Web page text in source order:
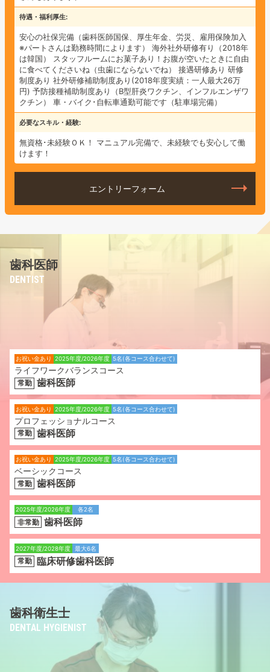
待遇・福利厚生
安心の社保完備（歯科医師国保、厚生年金、労災、雇用保険加入
※パートさんは勤務時間によります）
海外社外研修有り（2018年
は韓国）
スタッフルームにお菓子あり！お腹が空いたときに自由
に食べてくださいね（虫歯にならないでね）
接遇研修あり 研修
制度あり 社外研修補助制度あり(2018年度実績：一人最大26万
円) 予防接種補助制度あり（B型肝炎ワクチン、インフルエンザワ
クチン）
車・バイク･自転車通勤可能です（駐車場完備）
必要なスキル・経験
無資格･未経験ＯＫ！
マニュアル完備で、未経験でも安心して働
けます！
エントリーフォーム
歯科医師
DENTIST
お祝い金あり 2025年度/2026年度 5名(各コース合わせて)
ライフワークバランスコース
常勤 歯科医師
お祝い金あり 2025年度/2026年度 5名(各コース合わせて)
プロフェッショナルコース
常勤 歯科医師
お祝い金あり 2025年度/2026年度 5名(各コース合わせて)
ベーシックコース
常勤 歯科医師
2025年度/2026年度 各2名
非常勤 歯科医師
2027年度/2028年度 最大6名
常勤 臨床研修歯科医師
歯科衛生士
DENTAL HYGIENIST